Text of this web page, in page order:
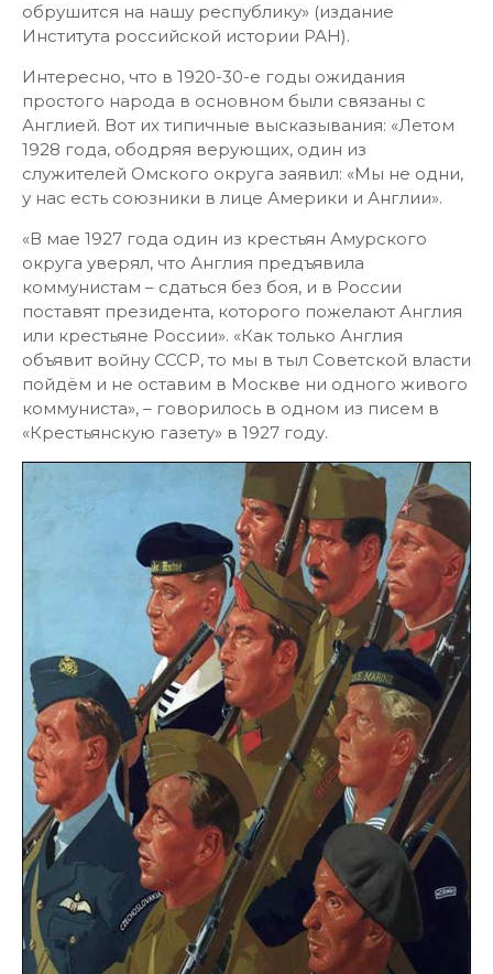
обрушится на нашу республику» (издание
Института российской истории РАН).
Интересно, что в 1920-30-е годы ожидания
простого народа в основном были связаны с
Англией. Вот их типичные высказывания: «Летом
1928 года, ободряя верующих, один из
служителей Омского округа заявил: «Мы не одни,
у нас есть союзники в лице Америки и Англии».
«В мае 1927 года один из крестьян Амурского
округа уверял, что Англия предъявила
коммунистам – сдаться без боя, и в России
поставят президента, которого пожелают Англия
или крестьяне России». «Как только Англия
объявит войну СССР, то мы в тыл Советской власти
пойдём и не оставим в Москве ни одного живого
коммуниста», – говорилось в одном из писем в
«Крестьянскую газету» в 1927 году.